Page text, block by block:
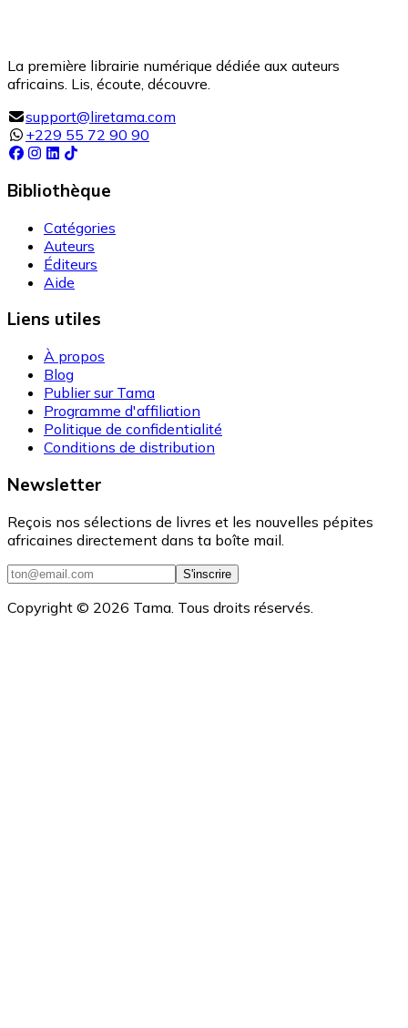
La première librairie numérique dédiée aux auteurs
africains. Lis, écoute, découvre.
support@liretama.com
+229 55 72 90 90
Bibliothèque
Catégories
Auteurs
Éditeurs
Aide
Liens utiles
À propos
Blog
Publier sur Tama
Programme d'affiliation
Politique de confidentialité
Conditions de distribution
Newsletter
Reçois nos sélections de livres et les nouvelles pépites
africaines directement dans ta boîte mail.
S'inscrire
Copyright © 2026 Tama. Tous droits réservés.